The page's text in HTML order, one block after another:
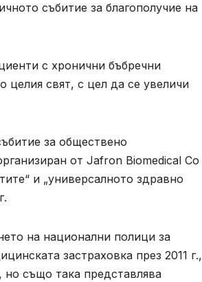
събитие за благополучие на
с хронични бъбречни
целия свят, с цел да се увеличи
за обществено
от Jafron Biomedical Co
и „универсалното здравно
на национални полици за
застраховка през 2011 г.,
но също така представлява